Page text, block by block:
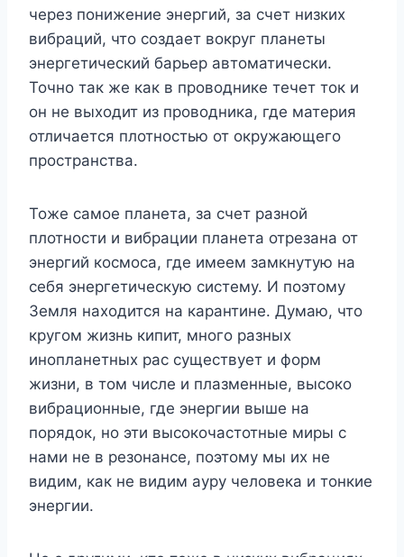
через понижение энергий, за счет низких
вибраций, что создает вокруг планеты
энергетический барьер автоматически.
Точно так же как в проводнике течет ток и
он не выходит из проводника, где материя
отличается плотностью от окружающего
пространства.
Тоже самое планета, за счет разной
плотности и вибрации планета отрезана от
энергий космоса, где имеем замкнутую на
себя энергетическую систему. И поэтому
Земля находится на карантине. Думаю, что
кругом жизнь кипит, много разных
инопланетных рас существует и форм
жизни, в том числе и плазменные, высоко
вибрационные, где энергии выше на
порядок, но эти высокочастотные миры с
нами не в резонансе, поэтому мы их не
видим, как не видим ауру человека и тонкие
энергии.